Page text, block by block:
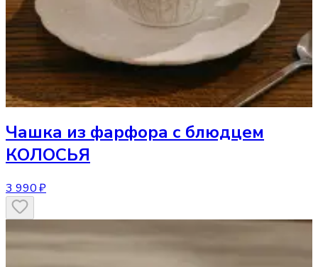
Чашка из фарфора с блюдцем
КОЛОСЬЯ
3 990 ₽